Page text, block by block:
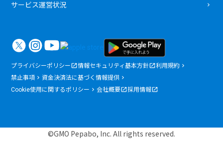
サービス運営状況
プライバシーポリシー 情報セキュリティ基本方針
利用規約
禁止事項
資金決済法に基づく情報提供
Cookie使用に関するポリシー
会社概要 採用情報
©GMO Pepabo, Inc. All rights reserved.